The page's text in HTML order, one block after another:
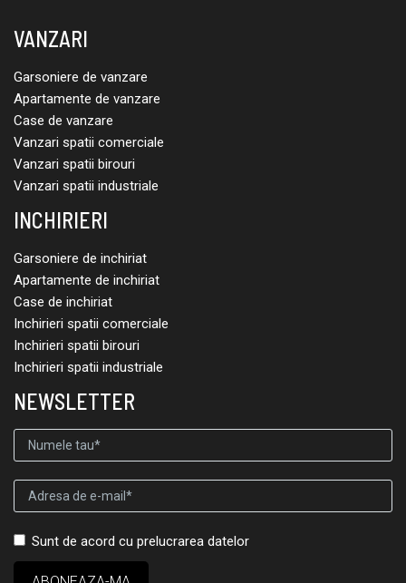
VANZARI
Garsoniere de vanzare
Apartamente de vanzare
Case de vanzare
Vanzari spatii comerciale
Vanzari spatii birouri
Vanzari spatii industriale
INCHIRIERI
Garsoniere de inchiriat
Apartamente de inchiriat
Case de inchiriat
Inchirieri spatii comerciale
Inchirieri spatii birouri
Inchirieri spatii industriale
NEWSLETTER
Sunt de acord cu prelucrarea datelor